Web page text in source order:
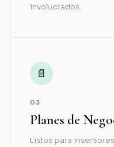
involucrados.
📄
03
Planes de
Listos para